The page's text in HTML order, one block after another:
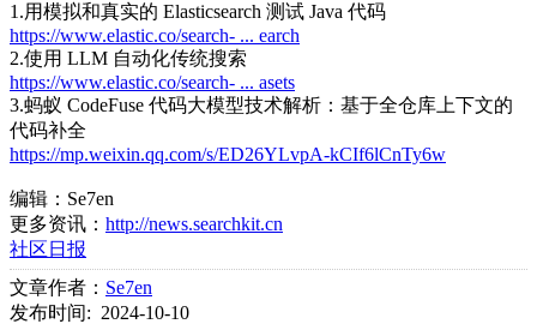
1.用模拟和真实的 Elasticsearch 测试 Java 代码
https://www.elastic.co/search- ... earch
2.使用 LLM 自动化传统搜索
https://www.elastic.co/search- ... asets
3.蚂蚁 CodeFuse 代码大模型技术解析：基于全仓库上下文的
代码补全
https://mp.weixin.qq.com/s/ED26YLvpA-kCIf6lCnTy6w
编辑：Se7en
更多资讯： http://news.searchkit.cn
社区日报
文章作者： Se7en
发布时间: 2024-10-10